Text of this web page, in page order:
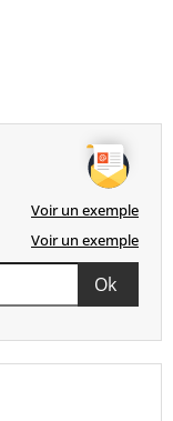
Voir un exemple
Voir un exemple